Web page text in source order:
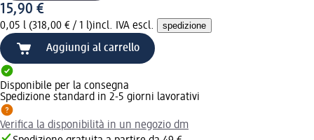
15,90 €
0,05 l (318,00 € / 1 l)incl. IVA escl. spedizione
Aggiungi al carrello
Disponibile per la consegna
Spedizione standard in 2-5 giorni lavorativi
Verifica la disponibilità in un negozio dm